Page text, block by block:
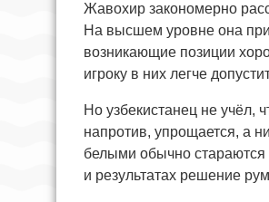
Жавохир закономерно
На высшем уровне она
возникающие позиции
игроку в них легче
Но узбекистанец не учёл,
напротив, упрощается, а
белыми обычно стараются
и результатах решение